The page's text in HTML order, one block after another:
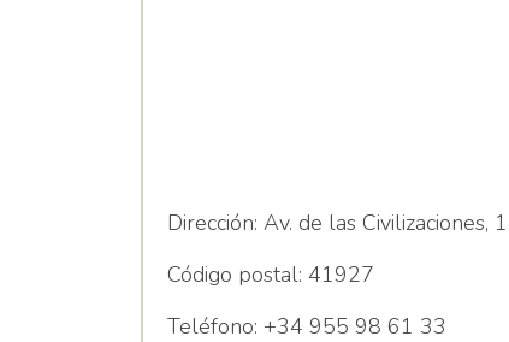
Dirección: Av. de las Civilizaciones,
Código postal: 41927
Teléfono: +34 955 98 61 33